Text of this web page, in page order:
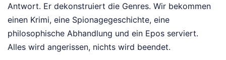
Antwort. Er dekonstruiert die Genres. Wir bekommen
einen Krimi, eine Spionagegeschichte, eine
philosophische Abhandlung und ein Epos serviert.
Alles wird angerissen, nichts wird beendet.